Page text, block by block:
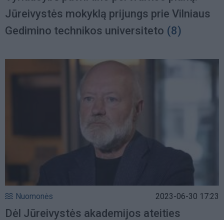
Jūreivystės mokyklą prijungs prie Vilniaus
Gedimino technikos universiteto (8)
Nuomonės 2023-06-30 17:23
Dėl Jūreivystės akademijos ateities